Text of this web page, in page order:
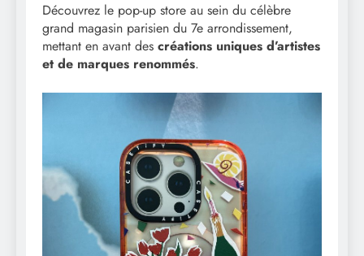
Découvrez le pop-up store au sein du célèbre
grand magasin parisien du 7e arrondissement,
mettant en avant des créations uniques d’artistes
et de marques renommés.